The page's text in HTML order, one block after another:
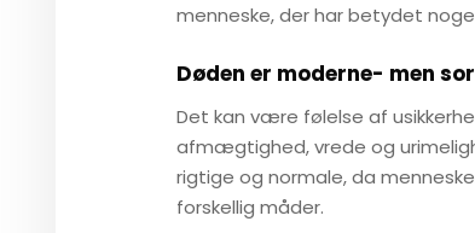
menneske, der har betydet
Døden er moderne- men
​​Det kan være følelse af
afmægtighed, vrede og
rigtige og normale, da
forskellig måder.